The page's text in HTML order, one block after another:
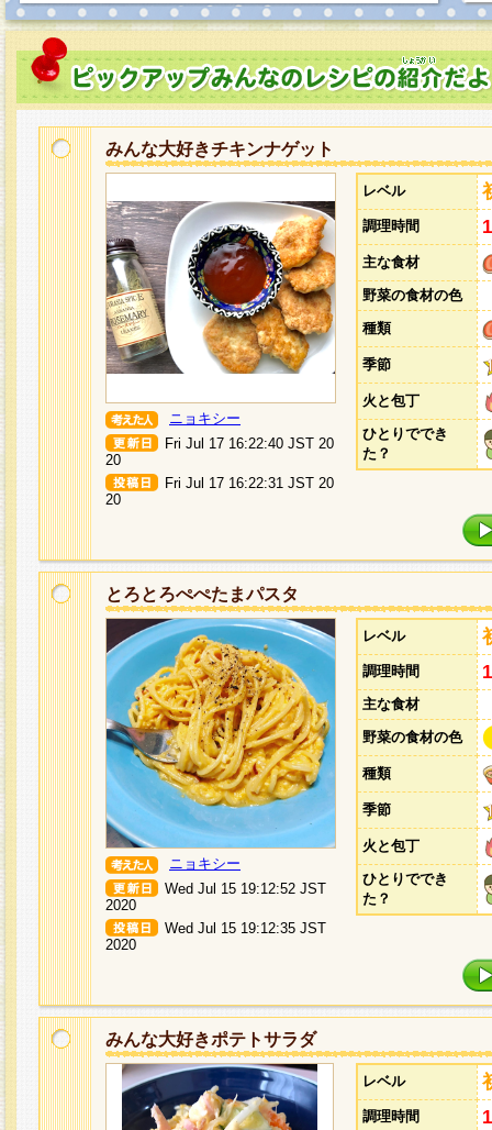
みんな大好きチキンナゲット
ニョキシー
Fri Jul 17 16:22:40 JST 20
20
Fri Jul 17 16:22:31 JST 20
20
レベル
調理時間
主な食材
野菜の食材の色
種類
季節
火と包丁
ひとりででき
た？
とろとろぺぺたまパスタ
ニョキシー
Wed Jul 15 19:12:52 JST
2020
Wed Jul 15 19:12:35 JST
2020
レベル
調理時間
主な食材
野菜の食材の色
種類
季節
火と包丁
ひとりででき
た？
みんな大好きポテトサラダ
レベル
調理時間